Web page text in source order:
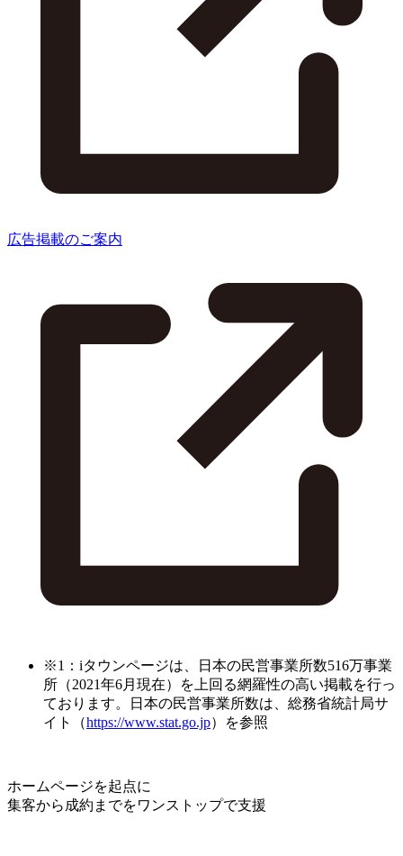
広告掲載のご案内
※1：iタウンページは、日本の民営事業所数516万事業
所（2021年6月現在）を上回る網羅性の高い掲載を行っ
ております。日本の民営事業所数は、総務省統計局サ
イト（https://www.stat.go.jp）を参照
ホームページを起点に
集客から成約までをワンストップで支援